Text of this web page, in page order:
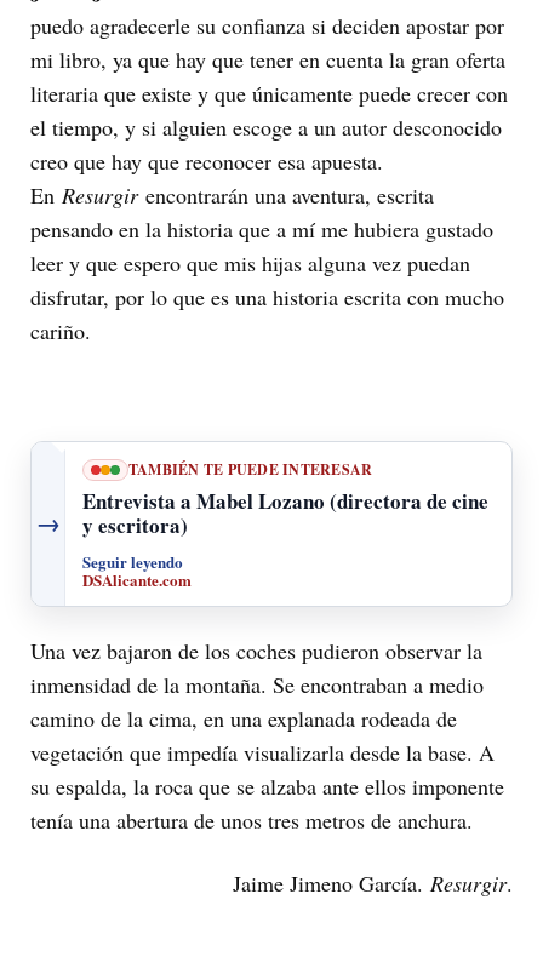
puedo agradecerle su confianza si deciden apostar por
mi libro, ya que hay que tener en cuenta la gran oferta
literaria que existe y que únicamente puede crecer con
el tiempo, y si alguien escoge a un autor desconocido
creo que hay que reconocer esa apuesta.
En Resurgirencontrarán una aventura, escrita
pensando en la historia que a mí me hubiera gustado
leer y que espero que mis hijas alguna vez puedan
disfrutar, por lo que es una historia escrita con mucho
cariño.
→
TAMBIÉN TE PUEDE INTERESAR
Entrevista a Mabel Lozano (directora de cine
y escritora)
Seguir leyendo
DSAlicante.com
Una vez bajaron de los coches pudieron observar la
inmensidad de la montaña. Se encontraban a medio
camino de la cima, en una explanada rodeada de
vegetación que impedía visualizarla desde la base. A
su espalda, la roca que se alzaba ante ellos imponente
tenía una abertura de unos tres metros de anchura.
Jaime Jimeno García. Resurgir.